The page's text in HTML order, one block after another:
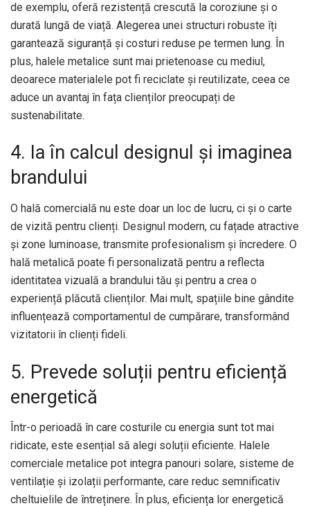
de exemplu, oferă rezistență crescută la coroziune și o
durată lungă de viață. Alegerea unei structuri robuste îți
garantează siguranță și costuri reduse pe termen lung. În
plus, halele metalice sunt mai prietenoase cu mediul,
deoarece materialele pot fi reciclate și reutilizate, ceea ce
aduce un avantaj în fața clienților preocupați de
sustenabilitate.
4. Ia în calcul designul și imaginea
brandului
O hală comercială nu este doar un loc de lucru, ci și o carte
de vizită pentru clienți. Designul modern, cu fațade atractive
și zone luminoase, transmite profesionalism și încredere. O
hală metalică poate fi personalizată pentru a reflecta
identitatea vizuală a brandului tău și pentru a crea o
experiență plăcută clienților. Mai mult, spațiile bine gândite
influențează comportamentul de cumpărare, transformând
vizitatorii în clienți fideli.
5. Prevede soluții pentru eficiență
energetică
Într-o perioadă în care costurile cu energia sunt tot mai
ridicate, este esențial să alegi soluții eficiente. Halele
comerciale metalice pot integra panouri solare, sisteme de
ventilație și izolații performante, care reduc semnificativ
cheltuielile de întreținere. În plus, eficiența lor energetică